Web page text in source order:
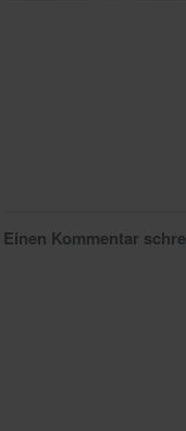
Einen Kommentar